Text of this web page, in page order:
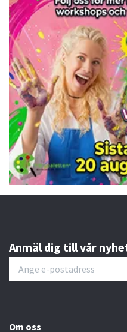
Anmäl dig till vår
Om oss